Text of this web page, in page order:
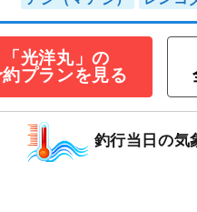
合
●午後便●天秤根
8,000円/人
1,500ポイ
アジ（マアジ）
「光洋丸」の
プランを見る
釣行当日の気